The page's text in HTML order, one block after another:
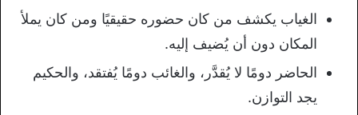
الغياب يكشف من كان حضوره حقيقيًا ومن كان يملأ
المكان دون أن يُضيف إليه.
الحاضر دومًا لا يُقدَّر، والغائب دومًا يُفتقد، والحكيم
يجد التوازن.